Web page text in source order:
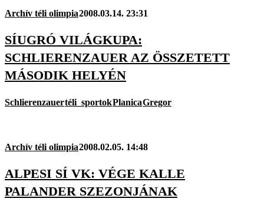
Archív téli olimpia2008.03.14. 23:31
SÍUGRÓ VILÁGKUPA:
SCHLIERENZAUER AZ ÖSSZETETT
MÁSODIK HELYÉN
Schlierenzauertéli_sportokPlanicaGregor
Archív téli olimpia2008.02.05. 14:48
ALPESI SÍ VK: VÉGE KALLE
PALANDER SZEZONJÁNAK